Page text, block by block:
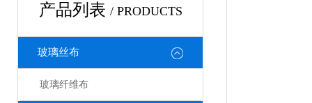
产品列表 / PRODUCTS
玻璃丝布
玻璃纤维布